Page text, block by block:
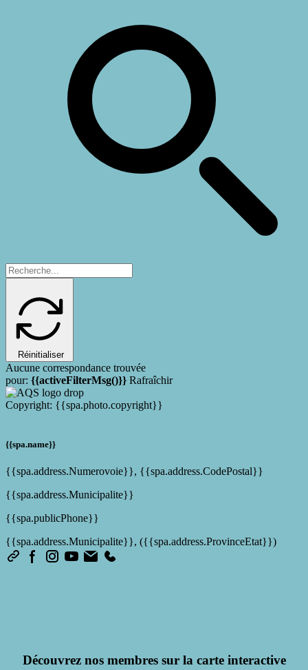
Réinitialiser
Aucune correspondance trouvée
pour: {{activeFilterMsg()}} Rafraîchir
Copyright: {{spa.photo.copyright}}
{{spa.name}}
{{spa.address.Numerovoie}}, {{spa.address.CodePostal}}
{{spa.address.Municipalite}}
{{spa.publicPhone}}
{{spa.address.Municipalite}}, ({{spa.address.ProvinceEtat}})
Découvrez nos membres sur la carte interactive